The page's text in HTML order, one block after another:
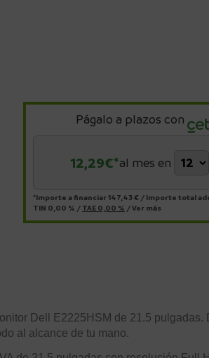
Págalo a plazos con
12,29€*al mes en
*Importe a financiar 147,43 € / Importe total
TIN 0,00 % / TAE 0,00 % /Ver más
Dell E2225HSM de 21.5
al alcance de tu mano.